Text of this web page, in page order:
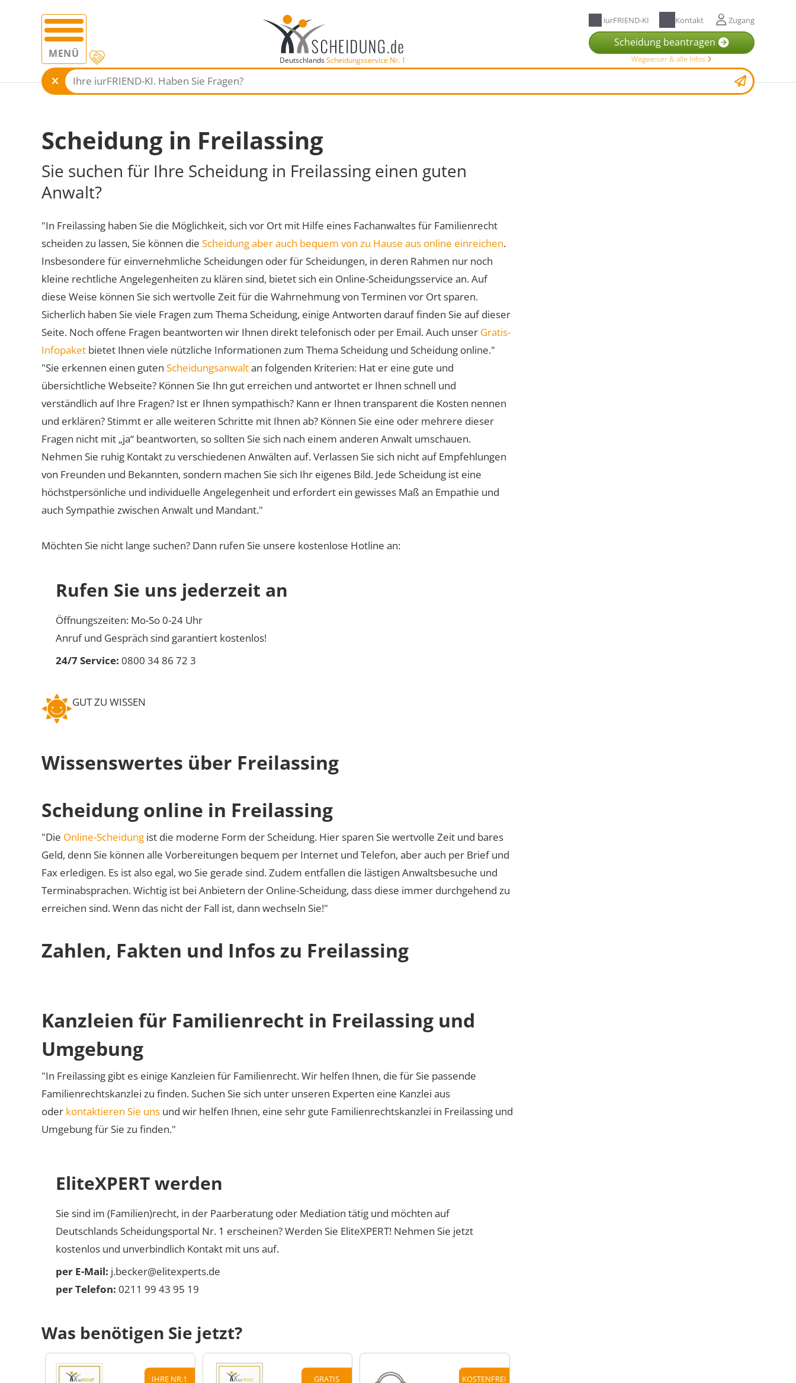
MENÜ DeutschlandsScheidungsservice Nr. 1
iurFRIEND-KI Kontakt Zugang
Scheidung beantragen
Wegweiser & alle Infos
Scheidung in Freilassing
Sie suchen für Ihre Scheidung in Freilassing einen guten
Anwalt?
"In Freilassing haben Sie die Möglichkeit, sich vor Ort mit Hilfe eines Fachanwaltes für Familienrecht
scheiden zu lassen, Sie können die Scheidung aber auch bequem von zu Hause aus online einreichen.
Insbesondere für einvernehmliche Scheidungen oder für Scheidungen, in deren Rahmen nur noch
kleine rechtliche Angelegenheiten zu klären sind, bietet sich ein Online-Scheidungsservice an. Auf
diese Weise können Sie sich wertvolle Zeit für die Wahrnehmung von Terminen vor Ort sparen.
Sicherlich haben Sie viele Fragen zum Thema Scheidung, einige Antworten darauf finden Sie auf dieser
Seite. Noch offene Fragen beantworten wir Ihnen direkt telefonisch oder per Email. Auch unser Gratis-
Infopaket bietet Ihnen viele nützliche Informationen zum Thema Scheidung und Scheidung online."
"Sie erkennen einen guten Scheidungsanwaltan folgenden Kriterien: Hat er eine gute und
übersichtliche Webseite? Können Sie Ihn gut erreichen und antwortet er Ihnen schnell und
verständlich auf Ihre Fragen? Ist er Ihnen sympathisch? Kann er Ihnen transparent die Kosten nennen
und erklären? Stimmt er alle weiteren Schritte mit Ihnen ab? Können Sie eine oder mehrere dieser
Fragen nicht mit „ja“ beantworten, so sollten Sie sich nach einem anderen Anwalt umschauen.
Nehmen Sie ruhig Kontakt zu verschiedenen Anwälten auf. Verlassen Sie sich nicht auf Empfehlungen
von Freunden und Bekannten, sondern machen Sie sich Ihr eigenes Bild. Jede Scheidung ist eine
höchstpersönliche und individuelle Angelegenheit und erfordert ein gewisses Maß an Empathie und
auch Sympathie zwischen Anwalt und Mandant."
Möchten Sie nicht lange suchen? Dann rufen Sie unsere kostenlose Hotline an:
Rufen Sie uns jederzeit an
Öffnungszeiten: Mo-So 0-24 Uhr
Anruf und Gespräch sind garantiert kostenlos!
24/7 Service: 0800 34 86 72 3
GUT ZU WISSEN
Wissenswertes über Freilassing
Scheidung online in Freilassing
"Die Online-Scheidung ist die moderne Form der Scheidung. Hier sparen Sie wertvolle Zeit und bares
Geld, denn Sie können alle Vorbereitungen bequem per Internet und Telefon, aber auch per Brief und
Fax erledigen. Es ist also egal, wo Sie gerade sind. Zudem entfallen die lästigen Anwaltsbesuche und
Terminabsprachen. Wichtig ist bei Anbietern der Online-Scheidung, dass diese immer durchgehend zu
erreichen sind. Wenn das nicht der Fall ist, dann wechseln Sie!"
Zahlen, Fakten und Infos zu Freilassing
Kanzleien für Familienrecht in Freilassing und
Umgebung
"In Freilassing gibt es einige Kanzleien für Familienrecht. Wir helfen Ihnen, die für Sie passende
Familienrechtskanzlei zu finden. Suchen Sie sich unter unseren Experten eine Kanzlei aus
oder kontaktieren Sie uns und wir helfen Ihnen, eine sehr gute Familienrechtskanzlei in Freilassing und
Umgebung für Sie zu finden."
EliteXPERT werden
Sie sind im (Familien)recht, in der Paarberatung oder Mediation tätig und möchten auf
Deutschlands Scheidungsportal Nr. 1 erscheinen? Werden Sie EliteXPERT! Nehmen Sie jetzt
kostenlos und unverbindlich Kontakt mit uns auf.
per E-Mail: j.becker@elitexperts.de
per Telefon: 0211 99 43 95 19
Was benötigen Sie jetzt?
IHRE NR.1 GRATIS KOSTENFREI